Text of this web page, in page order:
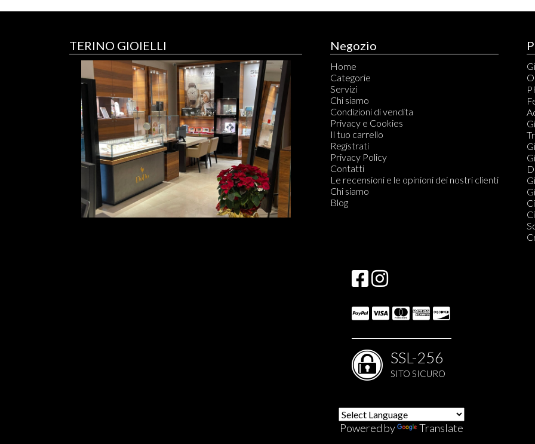
TERINO GIOIELLI Negozio
Home
Categorie
Servizi
Chi siamo
Condizioni di vendita
Privacy e Cookies
Il tuo carrello
Registrati
Privacy Policy
Contatti
Le recensioni e le opinioni dei nostri clienti
Chi siamo
Blog
SSL-256
SITO SICURO
Powered by Translate